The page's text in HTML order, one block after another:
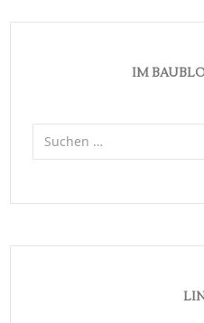
IM
Suchen
nach: